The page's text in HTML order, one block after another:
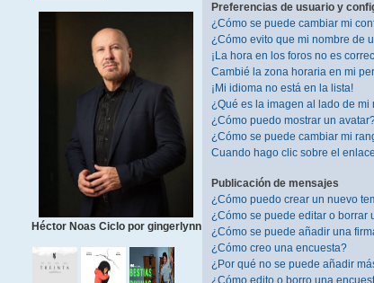
Héctor Noas Ciclo por gingerlynn
Preferencias de usuario y
¿Cómo se puede cambiar mi
¿Cómo evito que mi nombre de
¡La hora en los foros no es
Cambié la zona horaria en mi
¡Mi idioma no está en la lista!
¿Qué es la imagen al lado de mi
¿Cómo puedo mostrar un
¿Cómo se puede cambiar mi
Cuando hago clic sobre el
Publicación de mensajes
¿Cómo puedo crear un nuevo
¿Cómo se puede editar o borrar
¿Cómo se puede añadir una
¿Cómo creo una encuesta?
¿Por qué no se puede añadir
¿Cómo edito o borro una